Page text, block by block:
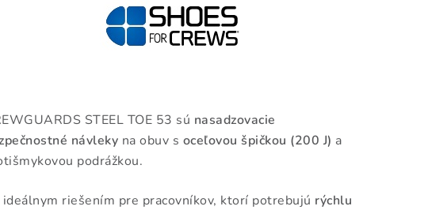
STEEL TOE 53 sú nasadzovacie
návleky na obuv s oceľovou špičkou (200 J) a
podrážkou.
ideálnym riešením pre pracovníkov, ktorí potrebujú rýchlu